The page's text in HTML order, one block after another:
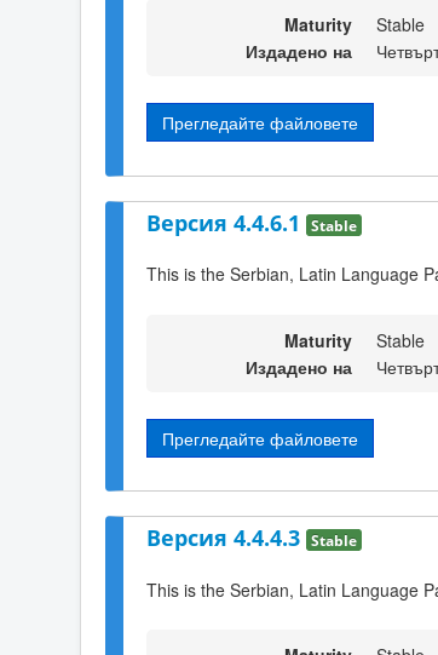
Maturity
Stable
Издадено на
Прегледайте файловете
Версия 4.4.6.1 Stable
This is the Serbian, Latin Language
Maturity
Stable
Издадено на
Прегледайте файловете
Версия 4.4.4.3 Stable
This is the Serbian, Latin Language